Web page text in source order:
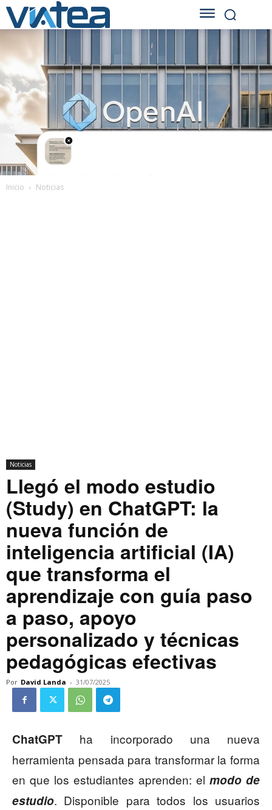
Inicio Noticias
Noticias
Llegó el modo estudio
(Study) en ChatGPT: la
nueva función de
inteligencia artificial (IA)
que transforma el
aprendizaje con guía paso
a paso, apoyo
personalizado y técnicas
pedagógicas efectivas
Por David Landa - 31/07/2025
ChatGPT ha incorporado una nueva
herramienta pensada para transformar la forma
en que los estudiantes aprenden: el modo de
estudio. Disponible para todos los usuarios